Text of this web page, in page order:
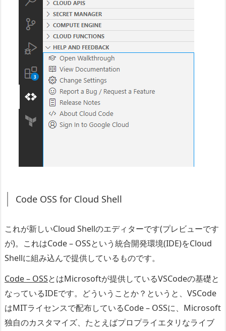
Code OSS for Cloud Shell
これが新しいCloud Shellのエディターです(プレビューです
が)。これはCode – OSSという統合開発環境(IDE)をCloud
Shellに組み込んで提供しているものです。
Code – OSSとはMicrosoftが提供しているVSCodeの基礎と
なっているIDEです。どういうことか？というと、VSCode
はMITライセンスで配布しているCode – OSSに、Microsoft
独自のカスタマイズ、たとえばプロプライエタリなライブ